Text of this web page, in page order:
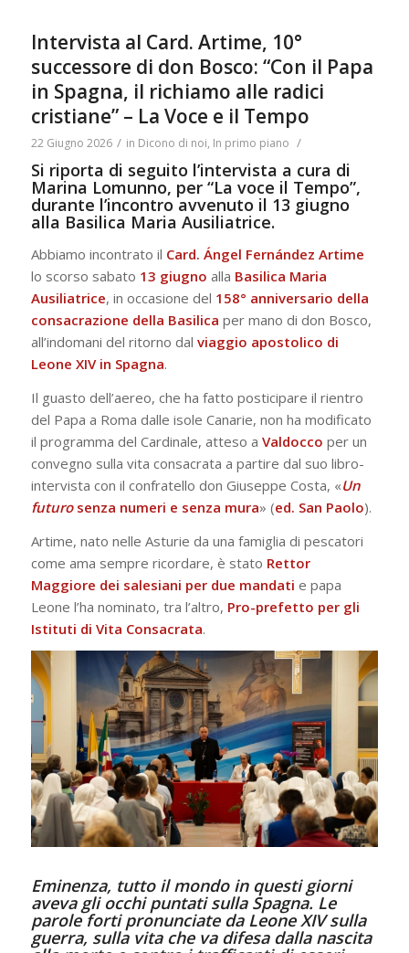
Intervista al Card. Artime, 10°
successore di don Bosco: “Con il Papa
in Spagna, il richiamo alle radici
cristiane” – La Voce e il Tempo
22 Giugno 2026 / in Dicono di noi, In primo piano /
Si riporta di seguito l’intervista a cura di
Marina Lomunno, per “La voce il Tempo”,
durante l’incontro avvenuto il 13 giugno
alla Basilica Maria Ausiliatrice.
Abbiamo incontrato il Card. Ángel Fernández Artime
lo scorso sabato 13 giugno alla Basilica Maria
Ausiliatrice, in occasione del 158° anniversario della
consacrazione della Basilica per mano di don Bosco,
all’indomani del ritorno dal viaggio apostolico di
Leone XIV in Spagna.
Il guasto dell’aereo, che ha fatto posticipare il rientro
del Papa a Roma dalle isole Canarie, non ha modificato
il programma del Cardinale, atteso a Valdocco per un
convegno sulla vita consacrata a partire dal suo libro-
intervista con il confratello don Giuseppe Costa, «Un
futurosenza numeri e senza mura» (ed. San Paolo).
Artime, nato nelle Asturie da una famiglia di pescatori
come ama sempre ricordare, è stato Rettor
Maggiore dei salesiani per due mandati e papa
Leone l’ha nominato, tra l’altro, Pro-prefetto per gli
Istituti di Vita Consacrata.
Eminenza, tutto il mondo in questi giorni
aveva gli occhi puntati sulla Spagna. Le
parole forti pronunciate da Leone XIV sulla
guerra, sulla vita che va difesa dalla nascita